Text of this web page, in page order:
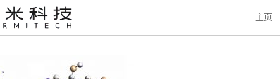
主页